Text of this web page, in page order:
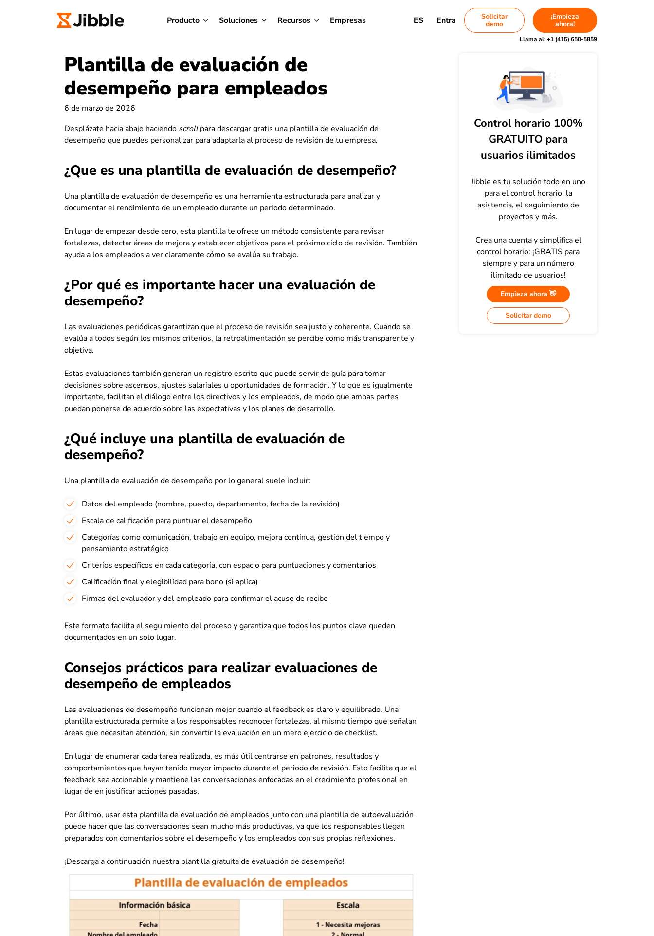
Producto Soluciones Recursos Empresas ES Entra
Solicitar
demo
¡Empieza
ahora!
Llama al:+1 (415) 650-5859
Plantilla de evaluación de
desempeño para empleados
6 de marzo de 2026
Desplázate hacia abajo haciendo scrollpara descargar gratis una plantilla de evaluación de
desempeño que puedes personalizar para adaptarla al proceso de revisión de tu empresa.
¿Que es una plantilla de evaluación de desempeño?
Una plantilla de evaluación de desempeño es una herramienta estructurada para analizar y
documentar el rendimiento de un empleado durante un periodo determinado.
En lugar de empezar desde cero, esta plantilla te ofrece un método consistente para revisar
fortalezas, detectar áreas de mejora y establecer objetivos para el próximo ciclo de revisión. También
ayuda a los empleados a ver claramente cómo se evalúa su trabajo.
¿Por qué es importante hacer una evaluación de
desempeño?
Las evaluaciones periódicas garantizan que el proceso de revisión sea justo y coherente. Cuando se
evalúa a todos según los mismos criterios, la retroalimentación se percibe como más transparente y
objetiva.
Estas evaluaciones también generan un registro escrito que puede servir de guía para tomar
decisiones sobre ascensos, ajustes salariales u oportunidades de formación. Y lo que es igualmente
importante, facilitan el diálogo entre los directivos y los empleados, de modo que ambas partes
puedan ponerse de acuerdo sobre las expectativas y los planes de desarrollo.
¿Qué incluye una plantilla de evaluación de
desempeño?
Una plantilla de evaluación de desempeño por lo general suele incluir:
Datos del empleado (nombre, puesto, departamento, fecha de la revisión)
Escala de calificación para puntuar el desempeño
Categorías como comunicación, trabajo en equipo, mejora continua, gestión del tiempo y
pensamiento estratégico
Criterios específicos en cada categoría, con espacio para puntuaciones y comentarios
Calificación final y elegibilidad para bono (si aplica)
Firmas del evaluador y del empleado para confirmar el acuse de recibo
Este formato facilita el seguimiento del proceso y garantiza que todos los puntos clave queden
documentados en un solo lugar.
Consejos prácticos para realizar evaluaciones de
desempeño de empleados
Las evaluaciones de desempeño funcionan mejor cuando el feedback es claro y equilibrado. Una
plantilla estructurada permite a los responsables reconocer fortalezas, al mismo tiempo que señalan
áreas que necesitan atención, sin convertir la evaluación en un mero ejercicio de checklist.
En lugar de enumerar cada tarea realizada, es más útil centrarse en patrones, resultados y
comportamientos que hayan tenido mayor impacto durante el periodo de revisión. Esto facilita que el
feedback sea accionable y mantiene las conversaciones enfocadas en el crecimiento profesional en
lugar de en justificar acciones pasadas.
Por último, usar esta plantilla de evaluación de empleados junto con una plantilla de autoevaluación
puede hacer que las conversaciones sean mucho más productivas, ya que los responsables llegan
preparados con comentarios sobre el desempeño y los empleados con sus propias reflexiones.
¡Descarga a continuación nuestra plantilla gratuita de evaluación de desempeño!
Control horario 100%
GRATUITO para
usuarios ilimitados
Jibble es tu solución todo en uno
para el control horario, la
asistencia, el seguimiento de
proyectos y más.
Crea una cuenta y simplifica el
control horario: ¡GRATIS para
siempre y para un número
ilimitado de usuarios!
Empieza ahora 👋
Solicitar demo